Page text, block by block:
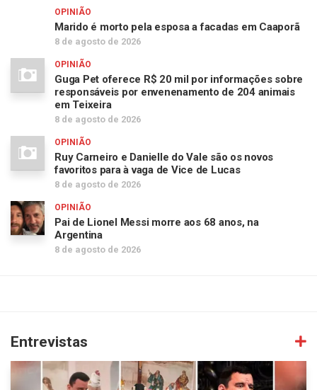
OPINIÃO
Marido é morto pela esposa a facadas em Caaporã
8 de agosto de 2026
OPINIÃO
Guga Pet oferece R$ 20 mil por informações sobre
responsáveis por envenenamento de 204 animais
em Teixeira
8 de agosto de 2026
OPINIÃO
Ruy Carneiro e Danielle do Vale são os novos
favoritos para à vaga de Vice de Lucas
8 de agosto de 2026
OPINIÃO
Pai de Lionel Messi morre aos 68 anos, na
Argentina
8 de agosto de 2026
Entrevistas